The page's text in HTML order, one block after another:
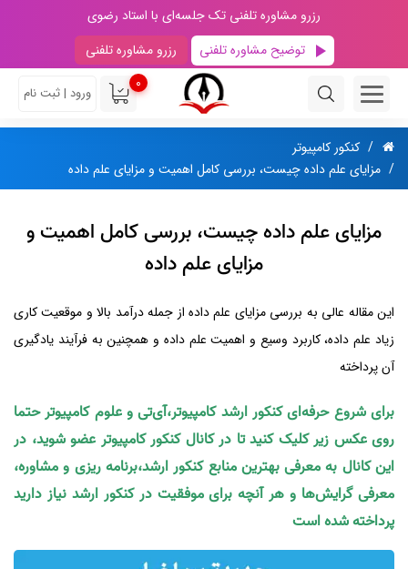
رزرو مشاوره تلفنی تک جلسه‌ای با استاد رضوی
توضیح مشاوره تلفنی
رزرو مشاوره تلفنی
0
ورود | ثبت نام
کنکور کامپیوتر
مزایای علم داده چیست، بررسی کامل اهمیت و مزایای علم داده
مزایای علم داده چیست، بررسی کامل اهمیت و
مزایای علم داده
این مقاله عالی به بررسی مزایای علم داده از جمله درآمد بالا و موقعیت کاری
زیاد علم داده، کاربرد وسیع و اهمیت علم داده و همچنین به فرآیند یادگیری
آن پرداخته
برای شروع حرفه‌ای کنکور ارشد کامپیوتر،آی‌تی و علوم کامپیوتر حتما
روی عکس زیر کلیک کنید تا در کانال کنکور کامپیوتر عضو شوید، در
این کانال به معرفی بهترین منابع کنکور ارشد،برنامه ریزی و مشاوره،
معرفی گرایش‌ها و هر آنچه برای موفقیت در کنکور ارشد نیاز دارید
پرداخته شده است